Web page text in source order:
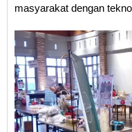
masyarakat dengan